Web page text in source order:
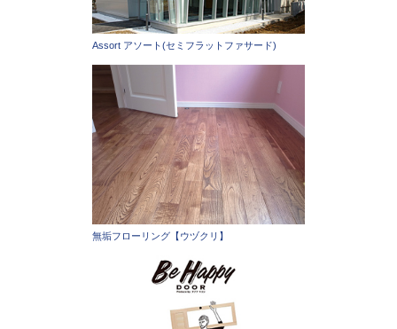
Assort アソート(セミフラットファサード)
無垢フローリング【ウヅクリ】